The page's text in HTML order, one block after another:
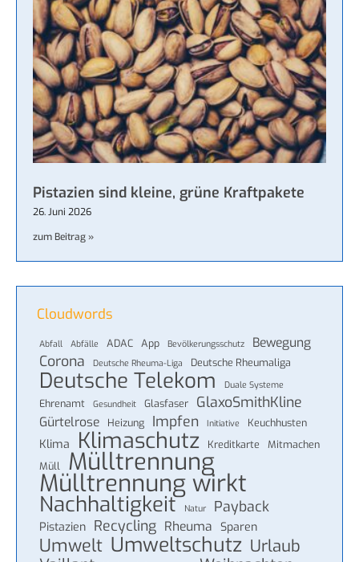
Pistazien sind kleine, grüne Kraftpakete
26. Juni 2026
zum Beitrag »
Cloudwords
Abfall Abfälle ADAC App Bevölkerungsschutz Bewegung
Corona Deutsche Rheuma-Liga Deutsche Rheumaliga
Deutsche Telekom Duale Systeme
Ehrenamt Gesundheit Glasfaser GlaxoSmithKline
Gürtelrose Heizung Impfen Initiative Keuchhusten
Klima Klimaschutz Kreditkarte
Mitmachen
Müll
Mülltrennung
Mülltrennung wirkt
Nachhaltigkeit Natur Payback
Pistazien Recycling Rheuma Sparen
Umwelt Umweltschutz Urlaub